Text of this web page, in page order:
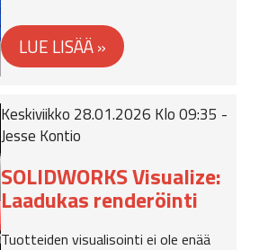
Keskiviikko 28.01.2026 Klo 09:35 -
Jesse Kontio
SOLIDWORKS Visualize:
Laadukas renderöinti
Tuotteiden visualisointi ei ole enää